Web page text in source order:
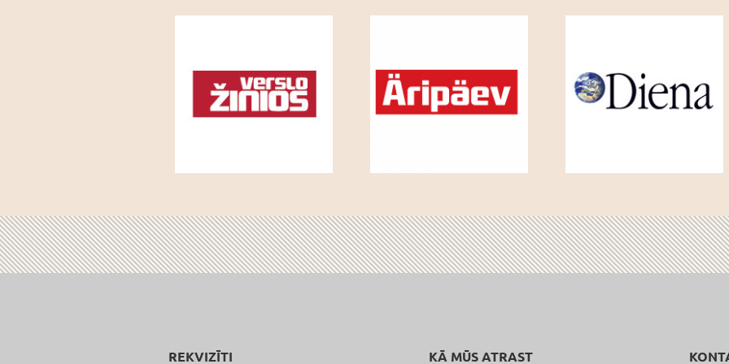
REKVIZĪTI KĀ MŪS ATRAST